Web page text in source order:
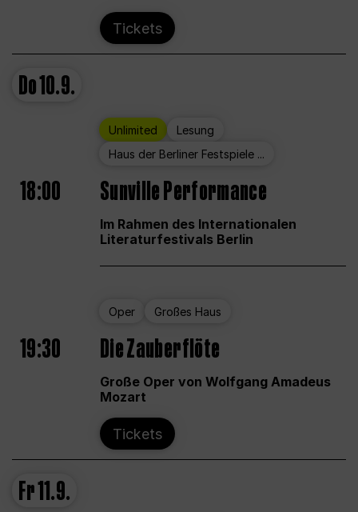
Tickets
Do10.9.
Unlimited
Lesung
Haus der Berliner Festspiele ...
18:00 Sunville Performance
Im Rahmen des Internationalen
Literaturfestivals Berlin
Oper Großes Haus
19:30 Die Zauberflöte
Große Oper von Wolfgang Amadeus
Mozart
Tickets
Fr11.9.